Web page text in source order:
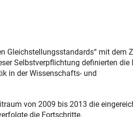
Gleichstellungsstandards“ mit dem
Selbstverpflichtung definierten die
in der Wissenschafts- und
von 2009 bis 2013 die
die Fortschritte.